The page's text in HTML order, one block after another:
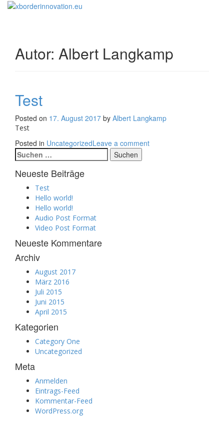
Autor: Albert Langkamp
Test
Posted on 17. August 2017 by Albert Langkamp
Test
Posted in UncategorizedLeave a comment
Suchen
nach:
Neueste Beiträge
Test
Hello world!
Hello world!
Audio Post Format
Video Post Format
Neueste Kommentare
Archiv
August 2017
März 2016
Juli 2015
Juni 2015
April 2015
Kategorien
Category One
Uncategorized
Meta
Anmelden
Eintrags-Feed
Kommentar-Feed
WordPress.org